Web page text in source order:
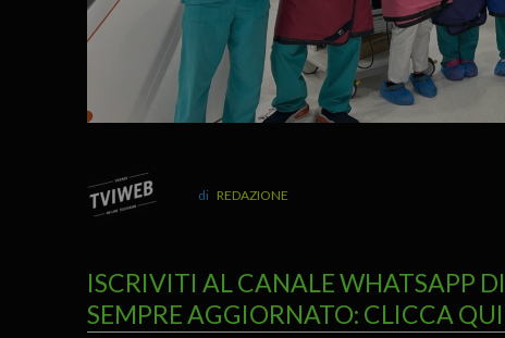
REDAZIONE
ISCRIVITI AL CANALE WHATSAPP
SEMPRE AGGIORNATO: CLICCA QUI